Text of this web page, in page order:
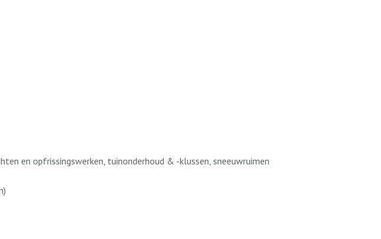
en opfrissingswerken, tuinonderhoud & -klussen, sneeuwruimen